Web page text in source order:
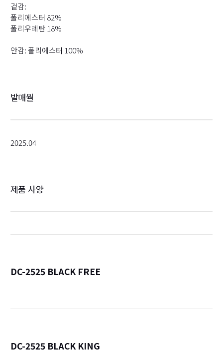
겉감:
폴리에스터 82%
폴리우레탄 18%
안감: 폴리에스터 100%
발매월
2025.04
제품 사양
DC-2525 BLACK FREE
DC-2525 BLACK KING